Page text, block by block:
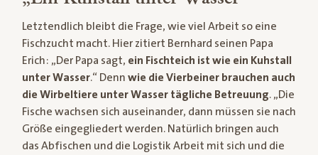
Letztendlich bleibt die Frage, wie viel Arbeit so eine
Fischzucht macht. Hier zitiert Bernhard seinen Papa
Erich: „Der Papa sagt, ein Fischteich ist wie ein Kuhstall
unter Wasser.“ Denn wie die Vierbeiner brauchen auch
die Wirbeltiere unter Wasser tägliche Betreuung. „Die
Fische wachsen sich auseinander, dann müssen sie nach
Größe eingegliedert werden. Natürlich bringen auch
das Abfischen und die Logistik Arbeit mit sich und die